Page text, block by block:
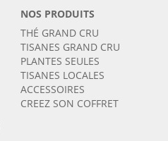
NOS PRODUITS
THÉ GRAND CRU
TISANES GRAND CRU
PLANTES SEULES
TISANES LOCALES
ACCESSOIRES
CREEZ SON COFFRET